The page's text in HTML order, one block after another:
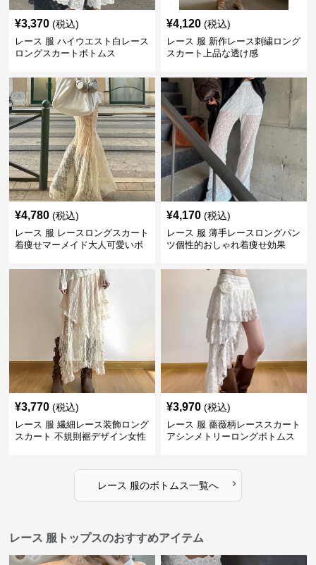
¥3,370 (税込)
レース 服 ハイウエスト白レース
ロングスカートボトムス
¥4,120 (税込)
レース 服 新作レース刺繍ロング
スカート上品な透け感
¥4,780 (税込)
レース 服 レースロングスカート
着痩せマーメイド大人可愛いボ
¥4,170 (税込)
レース 服 薄手レースロングパン
ツ個性的おしゃれ着痩せ効果
¥3,770 (税込)
レース 服 繊細レース装飾ロング
スカート 不規則裾デザイン女性
¥3,970 (税込)
レース 服 薔薇柄レーススカート
アシンメトリーロングボトムス
レース 服のボトムス一覧へ ›
レース 服トップスのおすすめアイテム